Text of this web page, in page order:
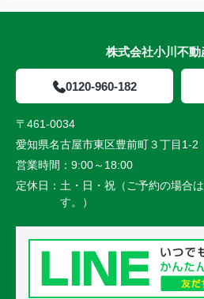
株式会社小川不動
0120-960-182
〒461-0034
愛知県名古屋市東区豊前町３丁目1-2
営業時間： 9:00～18:00
定休日： 土・日・祝（ご予約の場合
す。）